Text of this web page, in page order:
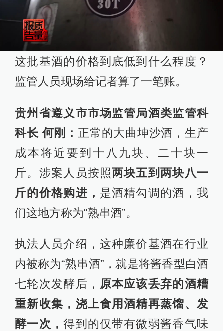
这批基酒的价格到底低到什么程度？
监管人员现场给记者算了一笔账。
贵州省遵义市市场监管局酒类监管科
科长 何刚： 正常的大曲坤沙酒，生产
成本将近要到十八九块、二十块一
斤。涉案人员按照两块五到两块八一
斤的价格购进， 是酒精勾调的酒，我
们这地方称为“熟串酒”。
执法人员介绍，这种廉价基酒在行业
内被称为“熟串酒”，就是将酱香型白酒
七轮次发酵后， 原本应该丢弃的酒糟
重新收集，浇上食用酒精再蒸馏、发
酵一次，得到的仅带有微弱酱香气味